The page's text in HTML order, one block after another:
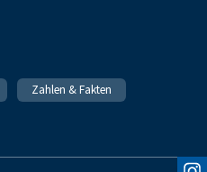
Zahlen & Fakten